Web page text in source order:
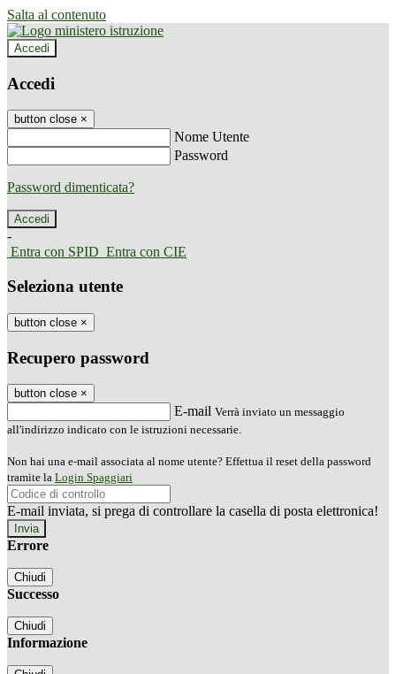
Salta al contenuto
Accedi
Accedi
button close ×
Nome Utente
Password
Password dimenticata?
-
Entra con SPID Entra con CIE
Seleziona utente
button close ×
Recupero password
button close ×
E-mail Verrà inviato un messaggio
all'indirizzo indicato con le istruzioni necessarie.
Non hai una e-mail associata al nome utente? Effettua il reset della password
tramite la Login Spaggiari
E-mail inviata, si prega di controllare la casella di posta elettronica!
Errore
Chiudi
Successo
Chiudi
Informazione